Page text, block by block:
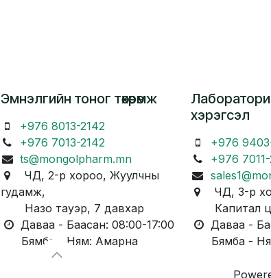
хэрэгсэл
+976
+976
ЧД, 3-р
Капитал
Даваа -
Бямба -
Эмнэлгийн тоног төхөөрөмж
+976 8013-2142
+976 7013-2142
ts@mongolpharm.mn
ЧД, 2-р хороо, Жуулчны
гудамж,
Назо тауэр, 7 давхар
Даваа - Баасан: 08:00-17:00
Бямба - Ням: Амарна